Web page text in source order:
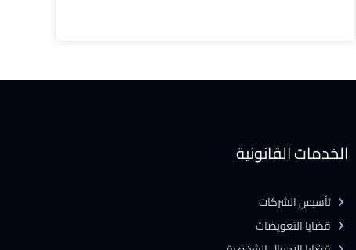
الخدمات القانونية
تأسيس الشركات
قضايا التعويضات